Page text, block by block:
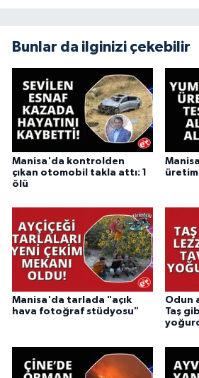
Bunlar da ilginizi çekebilir
Manisa'da kontrolden
çıkan otomobil takla attı: 1
ölü
Manisa'da tarlada "açık
hava fotoğraf stüdyosu"
Odun
Taş